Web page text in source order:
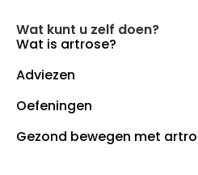
Wat kunt u zelf doen?
Wat is artrose?
Adviezen
Oefeningen
Gezond bewegen met